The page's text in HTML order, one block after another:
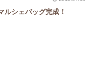
ルシェバッグ完成！